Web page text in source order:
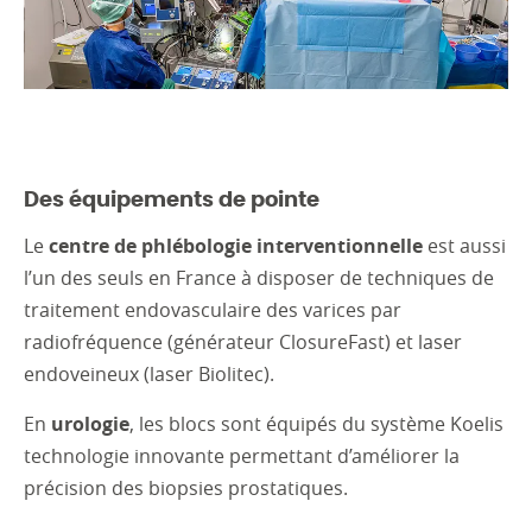
Des équipements de pointe
Lecentre de phlébologie interventionnelle est aussi
l’un des seuls en France à disposer de techniques de
traitement endovasculaire des varices par
radiofréquence (générateur ClosureFast) et laser
endoveineux (laser Biolitec).
En urologie, les blocs sont équipés du système Koelis
technologie innovante permettant d’améliorer la
précision des biopsies prostatiques.